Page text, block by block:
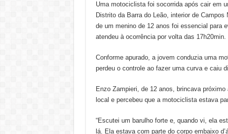
Uma motociclista foi socorrida após cair em
Distrito da Barra do Leão, interior de
de um menino de 12 anos foi essencial para
atendeu à ocorrência por volta das 17h20min.
Conforme apurado, a jovem conduzia uma
perdeu o controle ao fazer uma curva e caiu
Enzo Zampieri, de 12 anos, brincava
local e percebeu que a motociclista estava
“Escutei um barulho forte e, quando vi, ela
lá. Ela estava com parte do corpo embaixo